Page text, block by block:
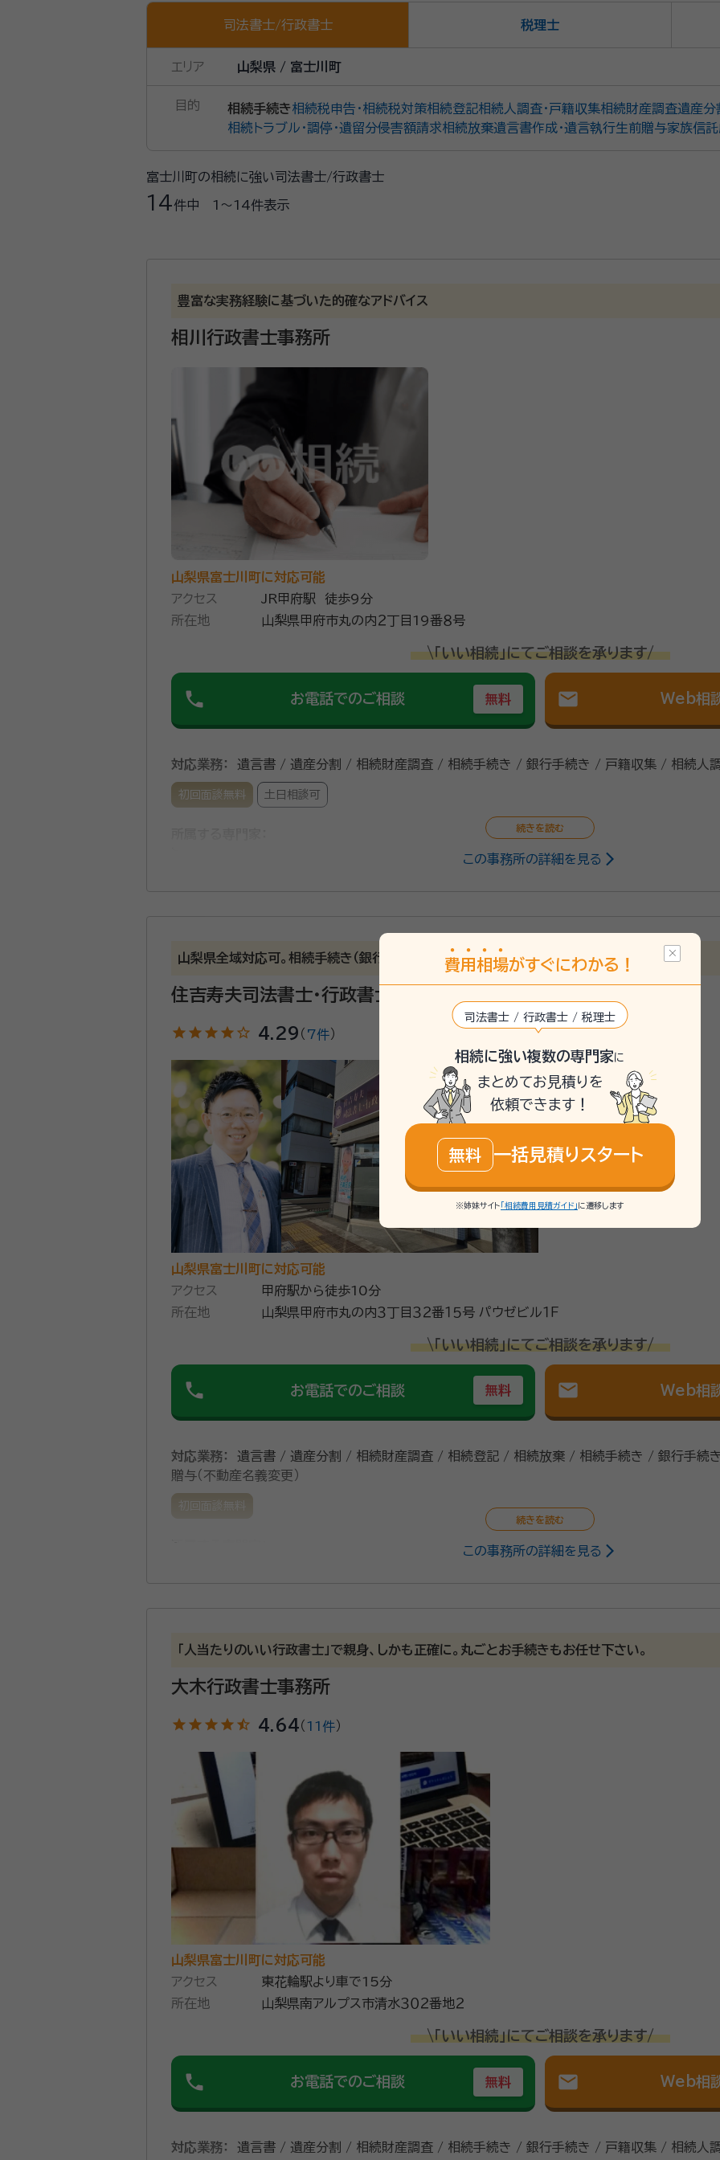
司法書士/行政書士 税理士
エリア 山梨県 / 富士川町
目的 相続手続き相続税申告・相続税対策相続登記相続人調査・戸籍収集相続財産調査遺産分
相続トラブル・調停・遺留分侵害額請求相続放棄遺言書作成・遺言執行生前贈与家族信託
富士川町の相続に強い司法書士/行政書士
14件中 1〜14件表示
豊富な実務経験に基づいた的確なアドバイス
相川行政書士事務所
山梨県富士川町に対応可能
アクセス
JR甲府駅 徒歩9分
所在地
山梨県甲府市丸の内２丁目19番８号
\「いい相続」にてご相談を承ります/
phone お電話でのご相談 無料 mail Web相
対応業務： 遺言書 / 遺産分割 / 相続財産調査 / 相続手続き / 銀行手続き / 戸籍収集 / 相続人
初回面談無料 土日相談可
きるよう土日も含め業務に対応させて頂いております。また、当事務所では初回の相談料(相談
おりません。 相談料を気にすることなく、なんでもお気軽にご相談ください。
資格等：行政書士
所属団体：山梨県行政書士会
この事務所の詳細を見る
山梨県全域対応可。相続手続き（銀行預金・不動産・車）はお任せください。
住吉寿夫司法書士・行政書士事務所
star star star star star_outline 4.29 （ 7件）
山梨県富士川町に対応可能
アクセス
甲府駅から徒歩10分
所在地
山梨県甲府市丸の内３丁目３２番１５号 パウゼビル１Ｆ
\「いい相続」にてご相談を承ります/
phone お電話でのご相談 無料 mail Web相
対応業務：
遺言書 / 遺産分割 / 相続財産調査 / 相続登記 / 相続放棄 / 相続手続き / 銀行手続
贈与（不動産名義変更）
初回面談無料
account_circle 満足度 5.0 ご利用時期：2025/5
面談をしていただいて、おおよそのどのくらいの金額になりそうかや、今後の相続についての流れを詳しく説
契約後の感想
相続手続きは、とにかく精神力を使います。 土地建物・預貯金・車などの手続き・・・ 忙しい日々
とさえあります。 そんな時は、住吉寿夫司法書士・行政書士事務所に依頼してください。 各種機関へ対する手続きを相続人様に代
わって、お手続きします。 ご費用は、わかりやすく相続財産からの算出にて、お見積りいたします
気軽にお問い合わせください。
行政書士、司法書士、宅地建物取引士
山梨県司法書士会、行政書士会
この事務所の詳細を見る
「人当たりのいい行政書士」で親身、しかも正確に。丸ごとお手続きもお任せ下さい。
大木行政書士事務所
star star star star star_half 4.64（ 11件）
山梨県富士川町に対応可能
アクセス
東花輪駅より車で15分
所在地
山梨県南アルプス市清水３０２番地２
\「いい相続」にてご相談を承ります/
phone お電話でのご相談 無料 mail Web相
対応業務： 遺言書 / 遺産分割 / 相続財産調査 / 相続手続き / 銀行手続き / 戸籍収集 / 相続人
費用 相場がすぐにわかる！
司法書士 / 行政書士 / 税理士
相続に強い複数の専門家に
まとめてお見積りを
依頼できます！
無料 一括見積りスタート
※姉妹サイト 「相続費用見積ガイド」 に遷移します